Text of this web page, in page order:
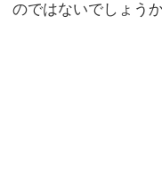
のではないでしょうか